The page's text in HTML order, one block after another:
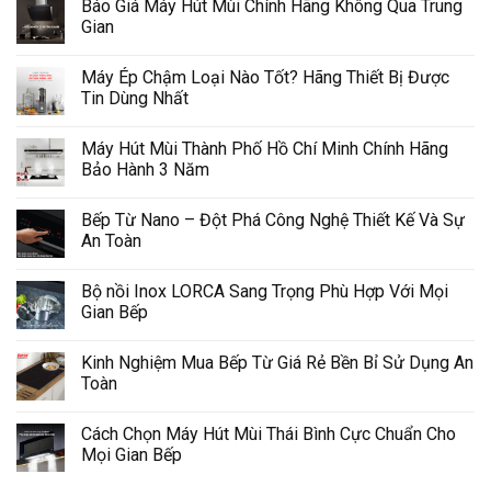
Báo Giá Máy Hút Mùi Chính Hãng Không Qua Trung
Gian
Máy Ép Chậm Loại Nào Tốt? Hãng Thiết Bị Được
Tin Dùng Nhất
Máy Hút Mùi Thành Phố Hồ Chí Minh Chính Hãng
Bảo Hành 3 Năm
Bếp Từ Nano – Đột Phá Công Nghệ Thiết Kế Và Sự
An Toàn
Bộ nồi Inox LORCA Sang Trọng Phù Hợp Với Mọi
Gian Bếp
Kinh Nghiệm Mua Bếp Từ Giá Rẻ Bền Bỉ Sử Dụng An
Toàn
Cách Chọn Máy Hút Mùi Thái Bình Cực Chuẩn Cho
Mọi Gian Bếp